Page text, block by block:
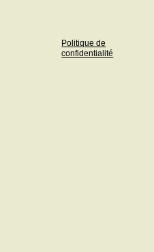
Politique de
confidentialité